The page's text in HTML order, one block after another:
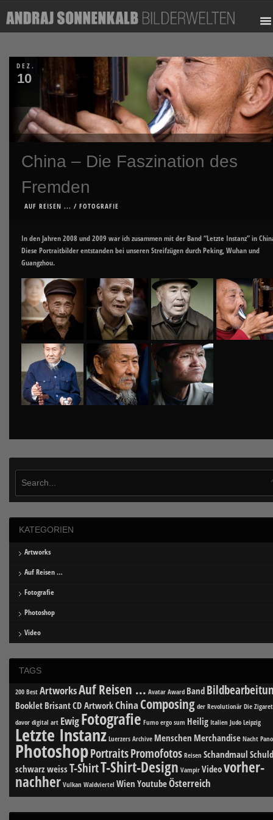
DEZ.
10
China – Die Faszination des
Fremden
AUF REISEN ... /FOTOGRAFIE
In den Jahren 2008 und 2009 war ich zusammen mit der Band “Letzte Instanz” in
Diese Portraitbilder entstanden bei unseren Streifzügen durch Peking, Wuhan und
Guangzhou.
KATEGORIEN
Artworks
Auf Reisen …
Fotografie
Photoshop
Video
TAGS
200 Best ArtworksAuf Reisen ... Avatar Award Band
Booklet BrisantCD ArtworkChinaComposing der Revolutionär Die
davor digital art EwigFotografie Fumo ergo sum Heilig Italien Judo Leipzig
Letzte Instanz Luerzers Archive Menschen Merchandise Nacht
PhotoshopPortraitsPromofotos Reisen Schandmaul
schwarz weissT-ShirtT-Shirt-Design Vampir Videovorher-
nachher Vulkan Waldviertel Wien YoutubeÖsterreich